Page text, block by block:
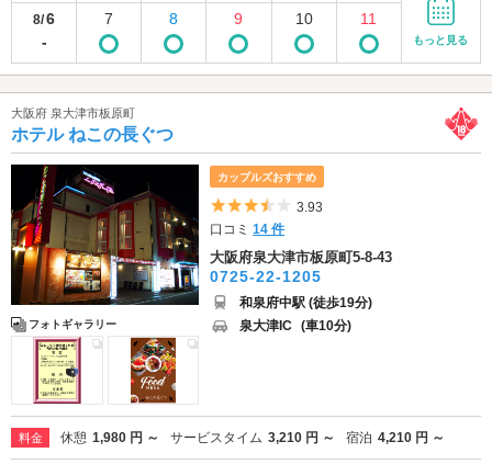
8/6
-
7 8 9 10 11
もっと見る
大阪府 泉大津市板原町
ホテル ねこの長ぐつ
フォトギャラリー
カップルズおすすめ
5つ星のうち3.5
3.93
口コミ14 件
大阪府泉大津市板原町5-8-43
0725-22-1205
和泉府中駅 (徒歩19分)
泉大津IC (車10分)
料金 休憩 1,980 円 ～ サービスタイム 3,210 円 ～ 宿泊 4,210 円 ～